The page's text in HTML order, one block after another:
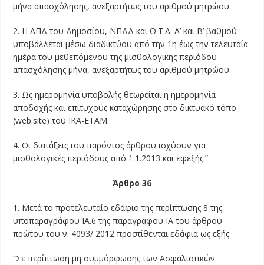
μήνα απασχόλησης, ανεξαρτήτως του αριθμού μητρώου.
2. Η ΑΠΔ του Δημοσίου, ΝΠΔΔ και Ο.Τ.Α. Α’ και Β’ βαθμού
υποβάλλεται μέσω διαδικτύου από την 1η έως την τελευταία
ημέρα του μεθεπόμενου της μισθολογικής περιόδου
απασχόλησης μήνα, ανεξαρτήτως του αριθμού μητρώου.
3. Ως ημερομηνία υποβολής θεωρείται η ημερομηνία
αποδοχής και επιτυχούς καταχώρησης στο δικτυακό τόπο
(web.site) του ΙΚΑ-ΕΤΑΜ.
4. Οι διατάξεις του παρόντος άρθρου ισχύουν για
μισθολογικές περιόδους από 1.1.2013 και εφεξής.”
Άρθρο 36
1. Μετά το προτελευταίο εδάφιο της περίπτωσης 8 της
υποπαραγράφου ΙΑ.6 της παραγράφου ΙΑ του άρθρου
πρώτου του ν. 4093/ 2012 προστίθενται εδάφια ως εξής:
“Σε περίπτωση μη συμμόρφωσης των Ασφαλιστικών